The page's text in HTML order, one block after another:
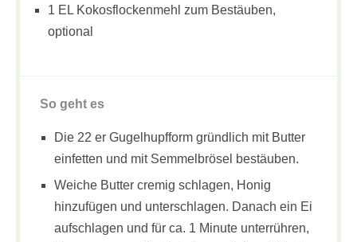
1 EL Kokosflockenmehl zum Bestäuben,
optional
So geht es
Die 22 er Gugelhupfform gründlich mit Butter
einfetten und mit Semmelbrösel bestäuben.
Weiche Butter cremig schlagen, Honig
hinzufügen und unterschlagen. Danach ein Ei
aufschlagen und für ca. 1 Minute unterrühren,